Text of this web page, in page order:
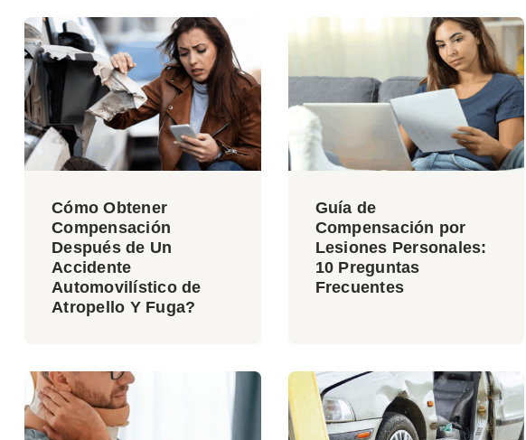
Cómo Obtener
Compensación
Después de Un
Accidente
Automovilístico de
Atropello Y Fuga?
Guía de
Compensación por
Lesiones Personales:
10 Preguntas
Frecuentes